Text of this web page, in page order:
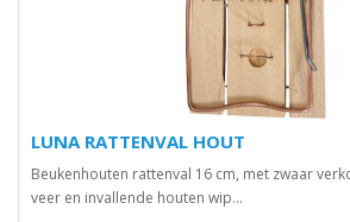
LUNA RATTENVAL HOUT
Beukenhouten rattenval 16 cm, met zwaar
veer en invallende houten wip...